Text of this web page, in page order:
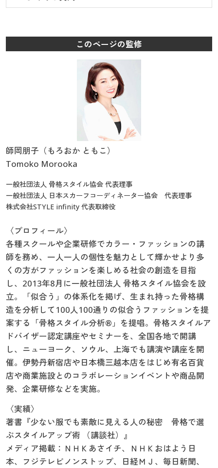
このページの監修
師岡朋子（もろおか ともこ）
Tomoko Morooka
一般社団法人 骨格スタイル協会 代表理事
一般社団法人 日本スカーフコーディネーター協会 代表理事
株式会社STYLE infinity 代表取締役
〈プロフィール〉
各種スクールや企業研修でカラー・ファッションの講
師を務め、一人一人の個性を魅力として輝かせより多
くの方がファッションを楽しめる社会の創造を目指
し、2013年8月に一般社団法人 骨格スタイル協会を設
立。「似合う」の体系化を掲げ、生まれ持った骨格構
造を分析して100人100通りの似合うファッションを提
案する「骨格スタイル分析®」を提唱。骨格スタイルア
ドバイザー認定講座やセミナーを、全国各地で開講
し、ニューヨーク、ソウル、上海でも講演や講座を開
催。伊勢丹新宿店や日本橋三越本店をはじめ有名百貨
店や商業施設とのコラボレーションイベントや商品開
発、企業研修などを実施。
〈実績〉
著書『少ない服でも素敵に見える人の秘密 骨格で選
ぶスタイルアップ術 （講談社）』
メディア掲載：ＮＨＫあさイチ、ＮＨＫおはよう日
本、フジテレビノンストップ、日経ＭＪ、毎日新聞、